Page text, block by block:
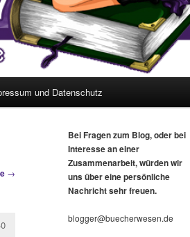
und Datenschutz
→
Bei Fragen zum Blog, oder bei
Interesse an einer
Zusammenarbeit, würden wir
uns über eine persönliche
Nachricht sehr freuen.
blogger@buecherwesen.de